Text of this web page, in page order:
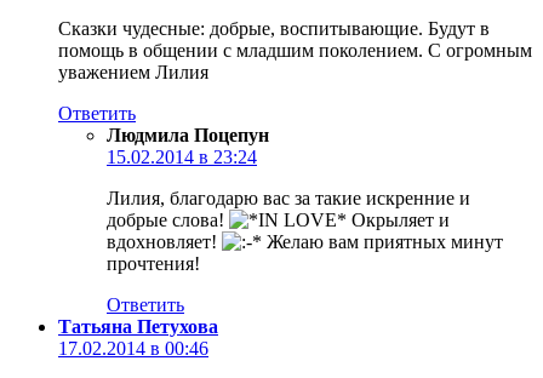
Сказки чудесные: добрые, воспитывающие. Будут в
помощь в общении с младшим поколением. С огромным
уважением Лилия
Ответить
Людмила Поцепун
15.02.2014 в 23:24
Лилия, благодарю вас за такие искренние и
добрые слова!
Окрыляет и
вдохновляет!
Желаю вам приятных минут
прочтения!
Ответить
Татьяна Петухова
17.02.2014 в 00:46